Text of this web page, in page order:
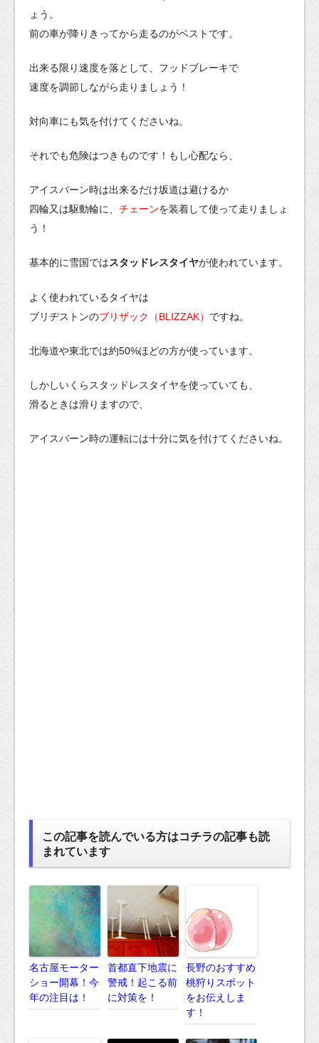
ょう。
前の車が降りきってから走るのがベストです。
出来る限り速度を落として、フッドブレーキで
速度を調節しながら走りましょう！
対向車にも気を付けてくださいね。
それでも危険はつきものです！もし心配なら、
アイスバーン時は出来るだけ坂道は避けるか
四輪又は駆動輪に、 チェーンを装着して使って走りましょ
う！
基本的に雪国ではスタッドレスタイヤが使われています。
よく使われているタイヤは
ブリヂストンのブリザック（BLIZZAK） ですね。
北海道や東北では約50%ほどの方が使っています。
しかしいくらスタッドレスタイヤを使っていても、
滑るときは滑りますので、
アイスバーン時の運転には十分に気を付けてくださいね。
この記事を読んでいる方はコチラの記事も読
まれています
名古屋モーター
ショー開幕！今
年の注目は！
首都直下地震に
警戒！起こる前
に対策を！
長野のおすすめ
桃狩りスポット
をお伝えしま
す！